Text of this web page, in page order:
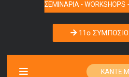
ΣΕΜΙΝΑΡΙΑ - WORKSHOPS -
11o
ΚΑΝΤΕ